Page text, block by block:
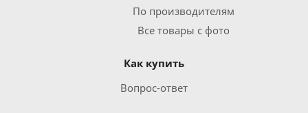
По производителям
Все товары с фото
Как купить
Вопрос-ответ